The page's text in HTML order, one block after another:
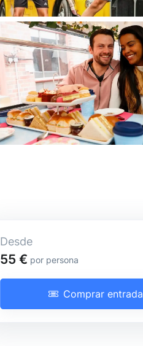
Desde
55 € por persona
Comprar entrada